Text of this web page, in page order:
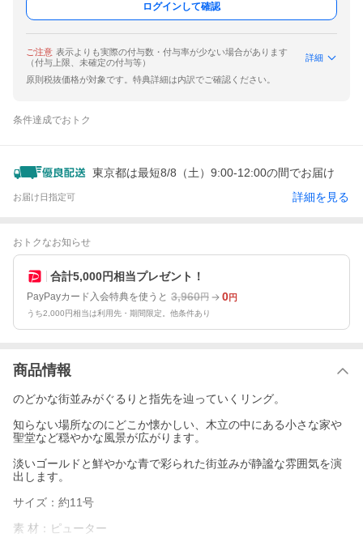
ログインして確認
ご注意 表示よりも実際の付与数・付与率が少ない場合があります
（付与上限、未確定の付与等）
詳細
原則税抜価格が対象です。特典詳細は内訳でご確認ください。
条件達成でおトク
東京都は最短8/8（土）9:00-12:00の間でお届け
お届け日指定可 詳細を見る
おトクなお知らせ
合計5,000円相当プレゼント！
PayPayカード入会特典を使うと 3,960円 0円
うち2,000円相当は利用先・期間限定。他条件あり
商品情報
のどかな街並みがぐるりと指先を辿っていくリング。
知らない場所なのにどこか懐かしい、木立の中にある小さな家や
聖堂など穏やかな風景が広がります。
淡いゴールドと鮮やかな青で彩られた街並みが静謐な雰囲気を演
出します。
サイズ：約11号
素 材：ピューター